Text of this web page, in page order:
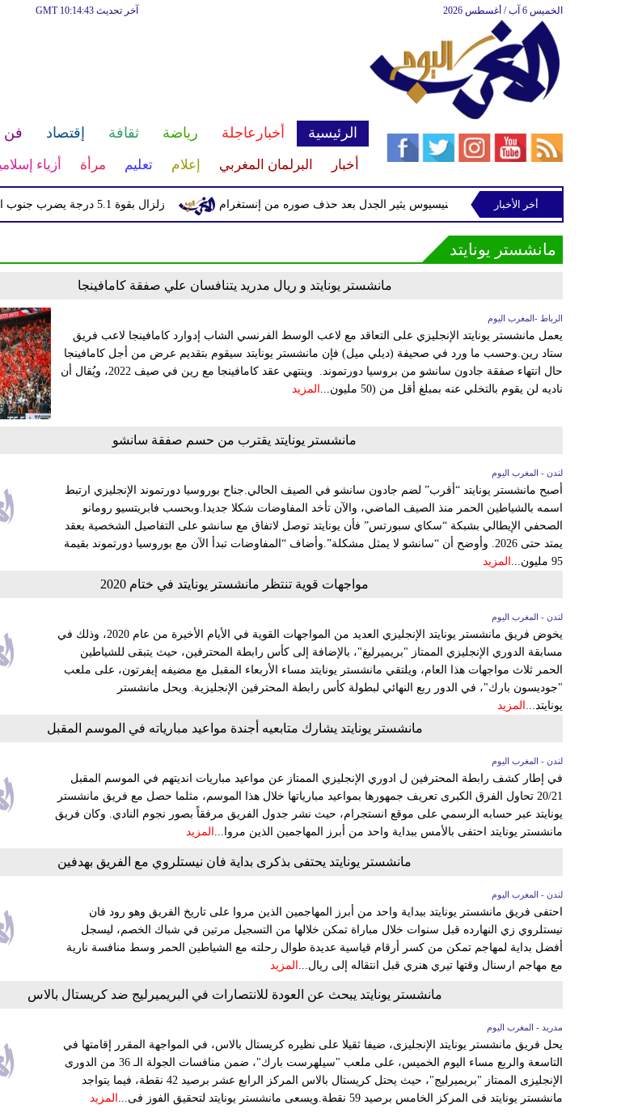
آخر تحديث GMT 10:14:43 الخميس 6 آب / أغسطس 2026
الرئيسية أخبارعاجلة رياضة ثقافة إقتصاد فن
أخبار البرلمان المغربي إعلام تعليم مرأة أزياء
زلزال بقوة 5.1 درجة يضرب جنوب اليابان دون تحذير من تسونامي فينيسيوس يثير الجدل بعد حذف صوره من إنستغرام شطيرة ودوناتأخر الأخبار
مانشستر يونايتد
مانشستر يونايتد و ريال مدريد يتنافسان علي صفقة كامافينجا
الرباط -المغرب اليوم
يعمل مانشستر يونايتد الإنجليزي على التعاقد مع لاعب الوسط الفرنسي الشاب إدوارد كامافينجا لاعب فريق
ستاد رين.وحسب ما ورد في صحيفة (ديلي ميل) فإن مانشستر يونايتد سيقوم بتقديم عرض من أجل كامافينجا
حال انتهاء صفقة جادون سانشو من بروسيا دورتموند. وينتهي عقد كامافينجا مع رين في صيف 2022، ويُقال أن
ناديه لن يقوم بالتخلي عنه بمبلغ أقل من (50 مليون...
المزيد
مانشستر يونايتد يقترب من حسم صفقة سانشو
لندن - المغرب اليوم
أصبح مانشستر يونايتد “أقرب” لضم جادون سانشو في الصيف الحالي.جناح بوروسيا دورتموند الإنجليزي ارتبط
اسمه بالشياطين الحمر منذ الصيف الماضي، والآن تأخد المفاوضات شكلا جديدا.وبحسب فابريتسيو رومانو
الصحفي الإيطالي بشبكة “سكاي سبورتس” فأن يونايتد توصل لاتفاق مع سانشو على التفاصيل الشخصية بعقد
يمتد حتى 2026. وأوضح أن “سانشو لا يمثل مشكلة”.وأضاف “المفاوضات تبدأ الآن مع بوروسيا دورتموند بقيمة
95 مليون...
المزيد
مواجهات قوية تنتظر مانشستر يونايتد في ختام 2020
لندن - المغرب اليوم
يخوض فريق مانشستر يونايتد الإنجليزي العديد من المواجهات القوية في الأيام الأخيرة من عام 2020، وذلك في
مسابقة الدوري الإنجليزي الممتاز "بريميرليغ"، بالإضافة إلى كأس رابطة المحترفين، حيث يتبقى للشياطين
الحمر ثلاث مواجهات هذا العام، ويلتقي مانشستر يونايتد مساء الأربعاء المقبل مع مضيفه إيفرتون، على ملعب
"جوديسون بارك"، في الدور ربع النهائي لبطولة كأس رابطة المحترفين الإنجليزية. ويحل مانشستر
يونايتد... المزيد
مانشستر يونايتد يشارك متابعيه أجندة مواعيد مبارياته في الموسم المقبل
لندن - المغرب اليوم
في إطار كشف رابطة المحترفين ل ادوري الإنجليزي الممتاز عن مواعيد مباريات انديتهم في الموسم المقبل
20/21 تحاول الفرق الكبرى تعريف جمهورها بمواعيد مبارياتها خلال هذا الموسم، مثلما حصل مع فريق مانشستر
يونايتد عبر حسابه الرسمي على موقع انستجرام، حيث نشر جدول الفريق مرفقاً بصور نجوم النادي. وكان فريق
مانشستر يونايتد احتفى بالأمس ببداية واحد من أبرز المهاجمين الذين مروا... المزيد
مانشستر يونايتد يحتفى بذكرى بداية فان نيستلروي مع الفريق بهدفين
لندن - المغرب اليوم
احتفى فريق مانشستر يونايتد ببداية واحد من أبرز المهاجمين الذين مروا على تاريخ الفريق وهو رود فان
نيستلروي زي النهارده قبل سنوات خلال مباراة تمكن خلالها من التسجيل مرتين في شباك الخصم، ليسجل
أفضل بداية لمهاجم تمكن من كسر أرقام قياسية عديدة طوال رحلته مع الشياطين الحمر وسط منافسة نارية
مع مهاجم ارسنال وقتها تيري هنري قبل انتقاله إلى ريال... المزيد
مانشستر يونايتد يبحث عن العودة للانتصارات في البريميرليج ضد كريستال بالاس
مدريد - المغرب اليوم
يحل فريق مانشستر يونايتد الإنجليزى، ضيفا ثقيلا على نظيره كريستال بالاس، في المواجهة المقرر إقامتها في
التاسعة والربع مساء اليوم الخميس، على ملعب "سيلهرست بارك"، ضمن منافسات الجولة الـ 36 من الدورى
الإنجليزى الممتاز "بريميرليج"، حيث يحتل كريستال بالاس المركز الرابع عشر برصيد 42 نقطة، فيما يتواجد
مانشستر يونايتد فى المركز الخامس برصيد 59 نقطة.ويسعى مانشستر يونايتد لتحقيق الفوز فى...
المزيد